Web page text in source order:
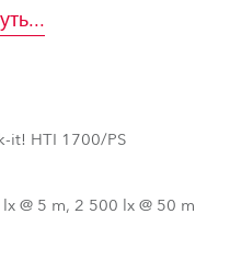
...
it! HTI 1700/PS
@ 5 m, 2 500 lx @ 50 m